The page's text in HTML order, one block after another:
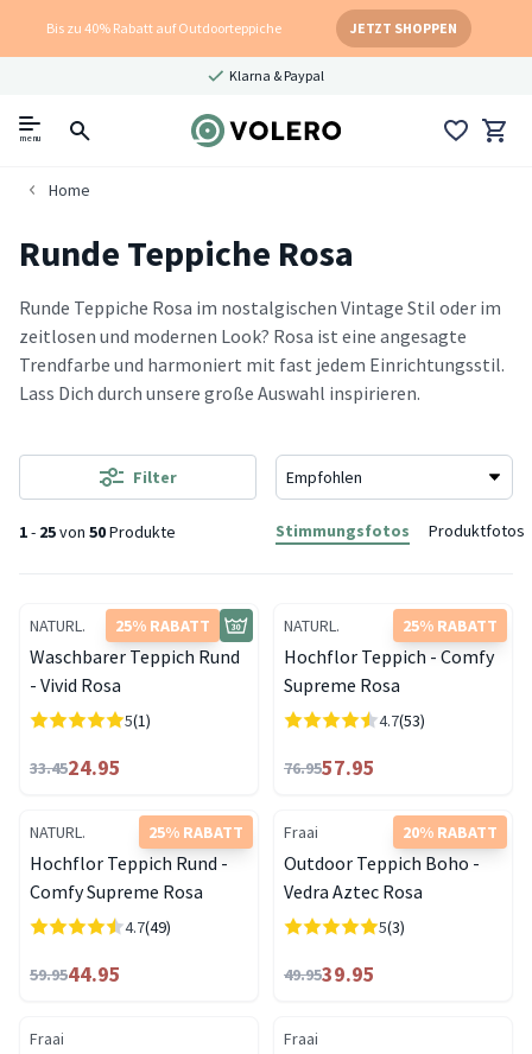
Bis zu 40% Rabatt auf Outdoorteppiche JETZT SHOPPEN
Klarna & Paypal
menu
Home
Runde Teppiche Rosa
Runde Teppiche Rosa im nostalgischen Vintage Stil oder im
zeitlosen und modernen Look? Rosa ist eine angesagte
Trendfarbe und harmoniert mit fast jedem Einrichtungsstil.
Lass Dich durch unsere große Auswahl inspirieren.
1- 25von 50Produkte
Filter
Stimmungsfotos Produktfotos
25% RABATT
NATURL.
Waschbarer Teppich Rund
- Vivid Rosa
5(1)
33.4524.95
25% RABATT
NATURL.
Hochflor Teppich - Comfy
Supreme Rosa
4.7(53)
76.9557.95
25% RABATT
NATURL.
Hochflor Teppich Rund -
Comfy Supreme Rosa
4.7(49)
59.9544.95
20% RABATT
Fraai
Outdoor Teppich Boho -
Vedra Aztec Rosa
5(3)
49.9539.95
Fraai Fraai